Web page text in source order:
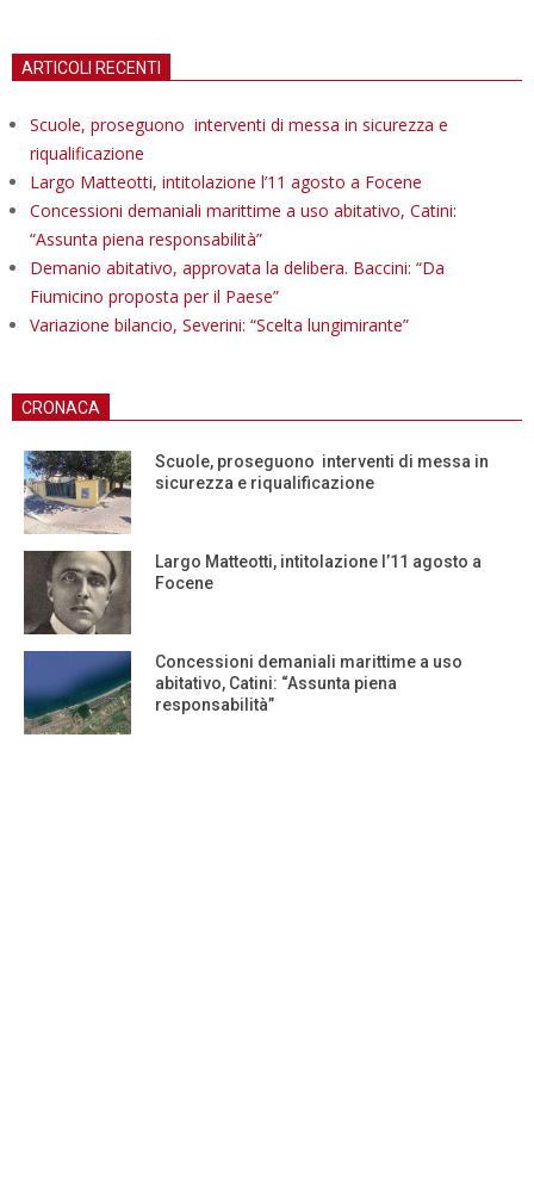
ARTICOLI RECENTI
Scuole, proseguono interventi di messa in sicurezza e
riqualificazione
Largo Matteotti, intitolazione l’11 agosto a Focene
Concessioni demaniali marittime a uso abitativo, Catini:
“Assunta piena responsabilità”
Demanio abitativo, approvata la delibera. Baccini: “Da
Fiumicino proposta per il Paese”
Variazione bilancio, Severini: “Scelta lungimirante”
CRONACA
Scuole, proseguono interventi di messa in
sicurezza e riqualificazione
Largo Matteotti, intitolazione l’11 agosto a
Focene
Concessioni demaniali marittime a uso
abitativo, Catini: “Assunta piena
responsabilità”